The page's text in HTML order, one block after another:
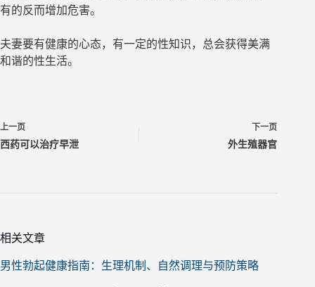
有的反而增加危害。
夫妻要有健康的心态，有一定的性知识，总会获得美满
和谐的性生活。
上一页
西药可以治疗早泄
下一页
外生殖器官
相关文章
男性勃起健康指南：生理机制、自然调理与预防策略